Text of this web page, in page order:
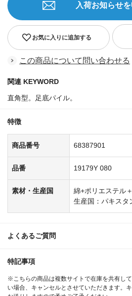
お気に入りに追加する
入荷お知らせ
この商品について問い合わせる
関連 KEYWORD
直角型。足底パイル。
特徴
商品番号 68387901
品番 19179Y 080
素材・生産国
綿+ポリエステル
生産国：パキスタ
よくあるご質問
特記事項
※こちらの商品は複数サイトで在庫を共有し
い場合、キャンセルとさせていただきます。